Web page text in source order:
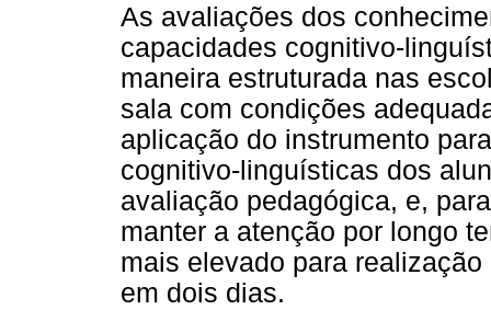
As avaliações dos
capacidades cognitivo-
maneira estruturada nas
sala com condições
aplicação do instrumento
cognitivo-linguísticas dos
avaliação pedagógica, e,
manter a atenção por longo
mais elevado para
em dois dias.